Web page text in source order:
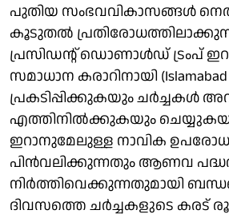
പുതിയ സംഭവവികാസങ്ങൾ
കൂടുതൽ
പ്രസിഡന്റ് ഡൊണാൾഡ് ട്രംപ്
സമാധാന കരാറിനായി (Islamabad
പ്രകടിപ്പിക്കുകയും ചർച്ചകൾ
എത്തിനിൽക്കുകയും
ഇറാനുമേലുള്ള നാവിക
പിൻവലിക്കുന്നതും ആണവ
നിർത്തിവെക്കുന്നതുമായി
ദിവസത്തെ ചർച്ചകളുടെ കരട്